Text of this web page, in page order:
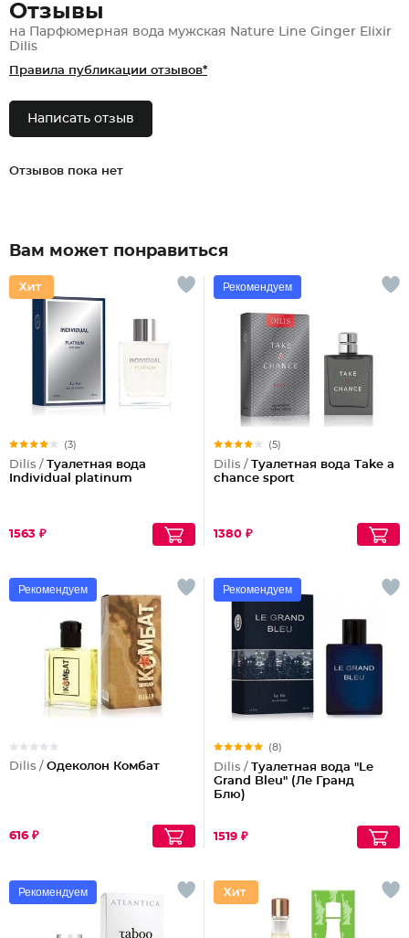
Отзывы
на Парфюмерная вода мужская Nature Line Ginger Elixir
Dilis
Правила публикации отзывов*
Написать отзыв
Отзывов пока нет
Вам может понравиться
(3)
Dilis / Туалетная вода
Individual platinum
1563 ₽
Рекомендуем
(5)
Dilis / Туалетная вода Take a
chance sport
1380 ₽
Рекомендуем
Dilis / Одеколон Комбат
616 ₽
Рекомендуем
(8)
Dilis / Туалетная вода "Le
Grand Bleu" (Ле Гранд
Блю)
1519 ₽
Рекомендуем